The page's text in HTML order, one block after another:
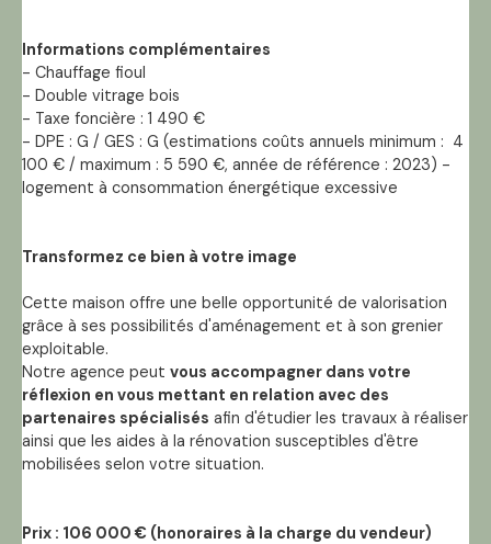
Informations complémentaires
- Chauffage fioul
- Double vitrage bois
- Taxe foncière : 1 490 €
- DPE : G / GES : G (estimations coûts annuels minimum : 4
100 € / maximum : 5 590 €, année de référence : 2023) -
logement à consommation énergétique excessive
Transformez ce bien à votre image
Cette maison offre une belle opportunité de valorisation
grâce à ses possibilités d'aménagement et à son grenier
exploitable.
Notre agence peut vous accompagner dans votre
réflexion en vous mettant en relation avec des
partenaires spécialisés afin d'étudier les travaux à réaliser
ainsi que les aides à la rénovation susceptibles d'être
mobilisées selon votre situation.
Prix : 106 000 € (honoraires à la charge du vendeur)